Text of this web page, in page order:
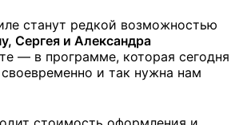
станут редкой возможностью
Сергея и Александра
— в программе, которая сегодня
и так нужна нам